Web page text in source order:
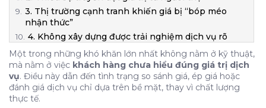
3. Thị trường cạnh tranh khiến giá bị “bóp méo
nhận thức”
4. Không xây dựng được trải nghiệm dịch vụ rõ
ràng
5. Hệ quả khi khách không hiểu giá trị dịch vụ
6. Giải pháp: giúp khách “nhìn thấy” giá trị thay vì
chỉ “nghe giá”
Một trong những khó khăn lớn nhất không nằm ở kỹ thuật,
mà nằm ở việckhách hàng chưa hiểu đúng giá trị dịch
vụ. Điều này dẫn đến tình trạng so sánh giá, ép giá hoặc
đánh giá dịch vụ chỉ dựa trên bề mặt, thay vì chất lượng
thực tế.